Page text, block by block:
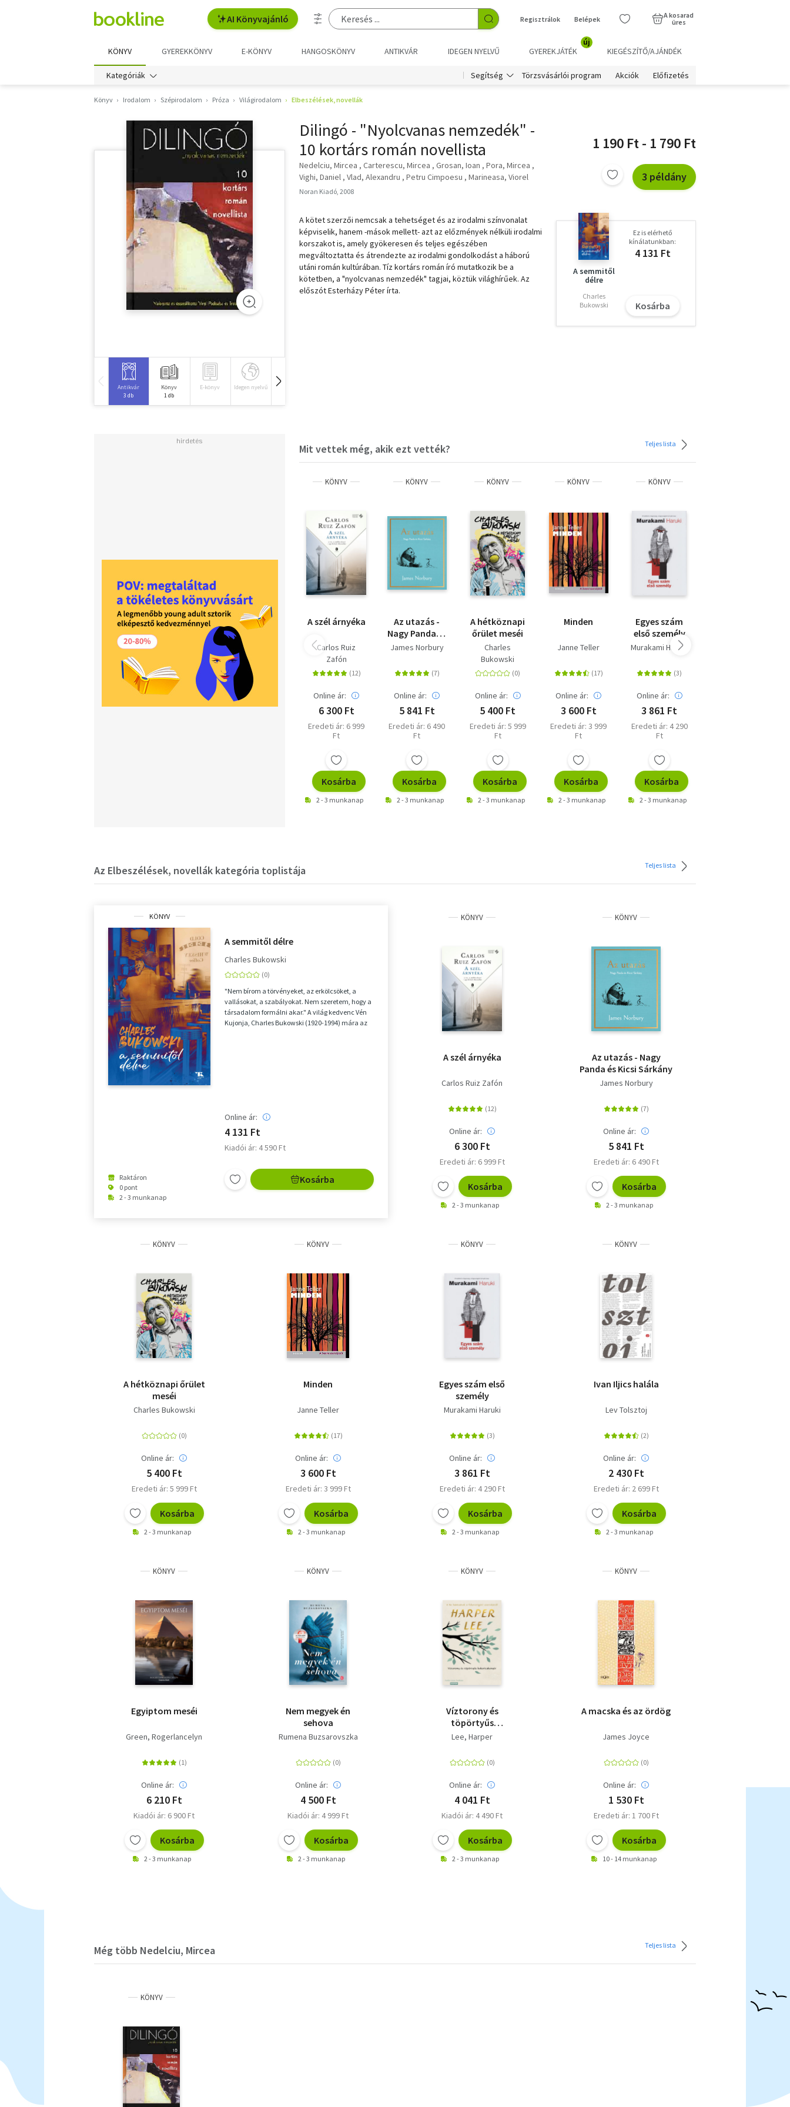
AI Könyvajánló Regisztrálok Belépek
A kosarad
üres
KÖNYV GYEREKKÖNYV E-KÖNYV HANGOSKÖNYV ANTIKVÁR IDEGEN NYELVŰ GYEREKJÁTÉK
új
KIEGÉSZÍTŐ/AJÁNDÉK
Kategóriák Segítség Törzsvásárlói program Akciók Előfizetés
Könyv Irodalom Szépirodalom Próza Világirodalom Elbeszélések, novellák
Antikvár
3 db
Könyv
1 db
E-könyv Idegen nyelvű Hangoskönyv
Dilingó - "Nyolcvanas nemzedék" -
10 kortárs román novellista
Nedelciu, Mircea Carterescu, Mircea Grosan, Ioan
Pora, Mircea
Vighi, Daniel Vlad, Alexandru Petru Cimpoesu Marineasa, Viorel
Noran Kiadó, 2008
A kötet szerzői nemcsak a tehetséget és az irodalmi színvonalat
képviselik, hanem -mások mellett- azt az előzmények nélküli irodalmi
korszakot is, amely gyökeresen és teljes egészében
megváltoztatta és átrendezte az irodalmi gondolkodást a háború
utáni román kultúrában. Tíz kortárs román író mutatkozik be a
kötetben, a "nyolcvanas nemzedék" tagjai, köztük világhírűek. Az
előszót Esterházy Péter írta.
1 190 Ft - 1 790 Ft
3 példány
A semmitől
délre
Charles
Bukowski
Ez is elérhető
kínálatunkban:
4 131 Ft
Kosárba
Mit vettek még, akik ezt vették? Teljes lista
KÖNYV
A szél árnyéka
Carlos Ruiz
Zafón
Online ár:
6 300 Ft
Eredeti ár: 6 999
Ft
Kosárba
2 - 3 munkanap
KÖNYV
Az utazás -
Nagy Panda és
Kicsi Sárkány
James Norbury
Online ár:
5 841 Ft
Eredeti ár: 6 490
Ft
Kosárba
2 - 3 munkanap
KÖNYV
A hétköznapi
őrület meséi
Charles
Bukowski
Online ár:
5 400 Ft
Eredeti ár: 5 999
Ft
Kosárba
2 - 3 munkanap
KÖNYV
Minden
Janne Teller
Online ár:
3 600 Ft
Eredeti ár: 3 999
Ft
Kosárba
2 - 3 munkanap
KÖNYV
Egyes szám
első személy
Murakami Haruki
Online ár:
3 861 Ft
Eredeti ár: 4 290
Ft
Kosárba
2 - 3 munkanap
Az Elbeszélések, novellák kategória toplistája Teljes lista
KÖNYV
Raktáron
0 pont
2 - 3 munkanap
A semmitől délre
Charles Bukowski
"Nem bírom a törvényeket, az erkölcsöket, a
vallásokat, a szabályokat. Nem szeretem, hogy a
társadalom formálni akar." A világ kedvenc Vén
Kujonja, Charles Bukowski (1920-1994) mára az
Online ár:
4 131 Ft
Kiadói ár: 4 590 Ft
Kosárba
KÖNYV
A szél árnyéka
Carlos Ruiz Zafón
Online ár:
6 300 Ft
Eredeti ár: 6 999 Ft
Kosárba
2 - 3 munkanap
KÖNYV
Az utazás - Nagy
Panda és Kicsi Sárkány
James Norbury
Online ár:
5 841 Ft
Eredeti ár: 6 490 Ft
Kosárba
2 - 3 munkanap
KÖNYV
A hétköznapi őrület
meséi
Charles Bukowski
Online ár:
5 400 Ft
Eredeti ár: 5 999 Ft
Kosárba
2 - 3 munkanap
KÖNYV
Minden
Janne Teller
Online ár:
3 600 Ft
Eredeti ár: 3 999 Ft
Kosárba
2 - 3 munkanap
KÖNYV
Egyes szám első
személy
Murakami Haruki
Online ár:
3 861 Ft
Eredeti ár: 4 290 Ft
Kosárba
2 - 3 munkanap
KÖNYV
Ivan Iljics halála
Lev Tolsztoj
Online ár:
2 430 Ft
Eredeti ár: 2 699 Ft
Kosárba
2 - 3 munkanap
KÖNYV
Egyiptom meséi
Green, Rogerlancelyn
Online ár:
6 210 Ft
Kiadói ár: 6 900 Ft
Kosárba
2 - 3 munkanap
KÖNYV
Nem megyek én
sehova
Rumena Buzsarovszka
Online ár:
4 500 Ft
Kiadói ár: 4 999 Ft
Kosárba
2 - 3 munkanap
KÖNYV
Víztorony és
töpörtyűs
kukoricakenyér
Lee, Harper
Online ár:
4 041 Ft
Kiadói ár: 4 490 Ft
Kosárba
2 - 3 munkanap
KÖNYV
A macska és az ördög
James Joyce
Online ár:
1 530 Ft
Eredeti ár: 1 700 Ft
Kosárba
10 - 14 munkanap
Még több Nedelciu, Mircea Teljes lista
KÖNYV